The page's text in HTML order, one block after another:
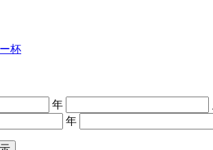
杯
年
年